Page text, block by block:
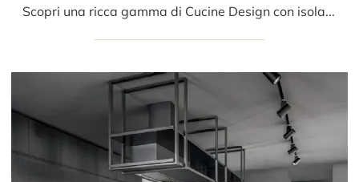
Scopri una ricca gamma di Cucine Design con isola: la cucina Impeccable Surprise Mittel è adesso disponibile in laccato opaco!